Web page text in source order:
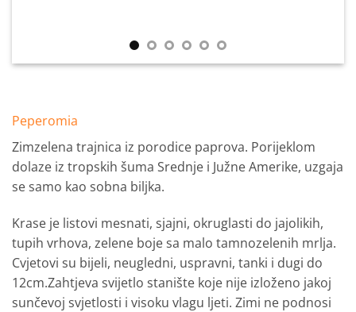
Peperomia
Zimzelena trajnica iz porodice paprova. Porijeklom
dolaze iz tropskih šuma Srednje i Južne Amerike, uzgaja
se samo kao sobna biljka.
Krase je listovi mesnati, sjajni, okruglasti do jajolikih,
tupih vrhova, zelene boje sa malo tamnozelenih mrlja.
Cvjetovi su bijeli, neugledni, uspravni, tanki i dugi do
12cm.Zahtjeva svijetlo stanište koje nije izloženo jakoj
sunčevoj svjetlosti i visoku vlagu ljeti. Zimi ne podnosi